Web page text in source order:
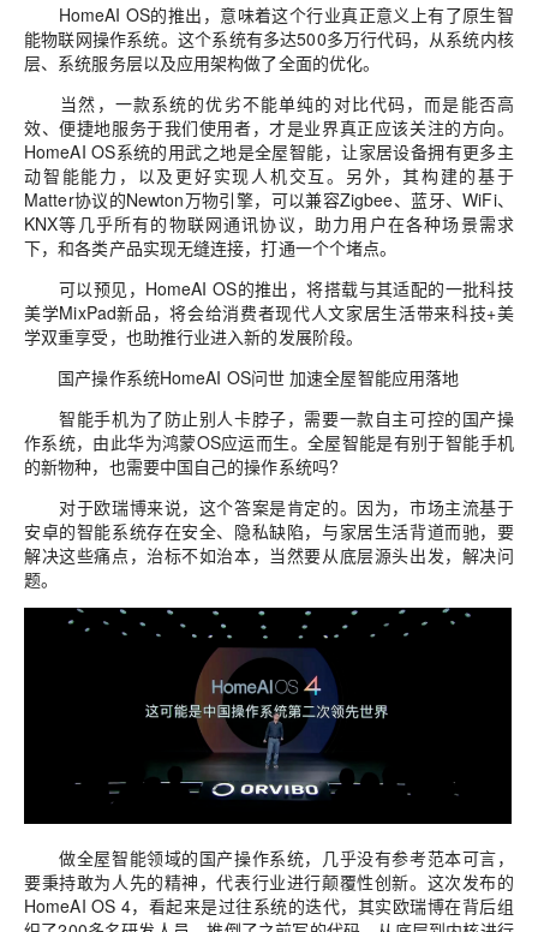
HomeAI OS的推出，意味着这个行业真正意义上有了原生智
能物联网操作系统。这个系统有多达500多万行代码，从系统内核
层、系统服务层以及应用架构做了全面的优化。
当然，一款系统的优劣不能单纯的对比代码，而是能否高
效、便捷地服务于我们使用者，才是业界真正应该关注的方向。
HomeAI OS系统的用武之地是全屋智能，让家居设备拥有更多主
动智能能力，以及更好实现人机交互。另外，其构建的基于
Matter协议的Newton万物引擎，可以兼容Zigbee、蓝牙、WiFi、
KNX等几乎所有的物联网通讯协议，助力用户在各种场景需求
下，和各类产品实现无缝连接，打通一个个堵点。
可以预见，HomeAI OS的推出，将搭载与其适配的一批科技
美学MixPad新品，将会给消费者现代人文家居生活带来科技+美
学双重享受，也助推行业进入新的发展阶段。
国产操作系统HomeAI OS问世 加速全屋智能应用落地
智能手机为了防止别人卡脖子，需要一款自主可控的国产操
作系统，由此华为鸿蒙OS应运而生。全屋智能是有别于智能手机
的新物种，也需要中国自己的操作系统吗?
对于欧瑞博来说，这个答案是肯定的。因为，市场主流基于
安卓的智能系统存在安全、隐私缺陷，与家居生活背道而驰，要
解决这些痛点，治标不如治本，当然要从底层源头出发，解决问
题。
做全屋智能领域的国产操作系统，几乎没有参考范本可言，
要秉持敢为人先的精神，代表行业进行颠覆性创新。这次发布的
HomeAI OS 4，看起来是过往系统的迭代，其实欧瑞博在背后组